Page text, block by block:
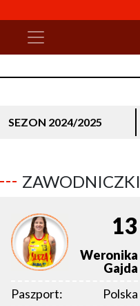
SEZON 2024/2025
ZAWODNICZKI
13
Weronika
Gajda
Paszport:
Polska